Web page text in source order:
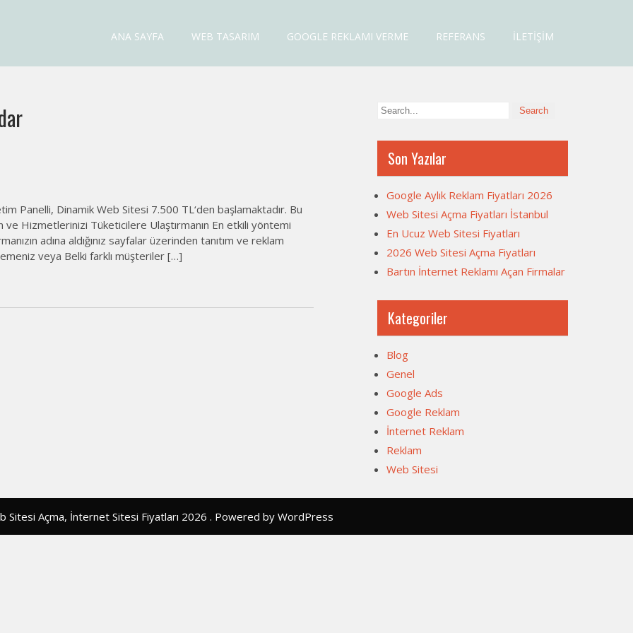
FiyatlarıANA SAYFA WEB TASARIM GOOGLE REKLAMI VERME REFERANS İLETIŞIM
Panelli, Dinamik Web Sitesi 7.500 TL‘den başlamaktadır. Bu
Hizmetlerinizi Tüketicilere Ulaştırmanın En etkili yöntemi
adına aldığınız sayfalar üzerinden tanıtım ve reklam
veya Belki farklı müşteriler […]
Son Yazılar
Google Aylık Reklam Fiyatları 2026
Web Sitesi Açma Fiyatları İstanbul
En Ucuz Web Sitesi Fiyatları
2026 Web Sitesi Açma Fiyatları
Bartın İnternet Reklamı Açan Firmalar
Kategoriler
Blog
Genel
Google Ads
Google Reklam
İnternet Reklam
Reklam
Web Sitesi
Sitesi Açma, İnternet Sitesi Fiyatları 2026 . Powered by WordPress